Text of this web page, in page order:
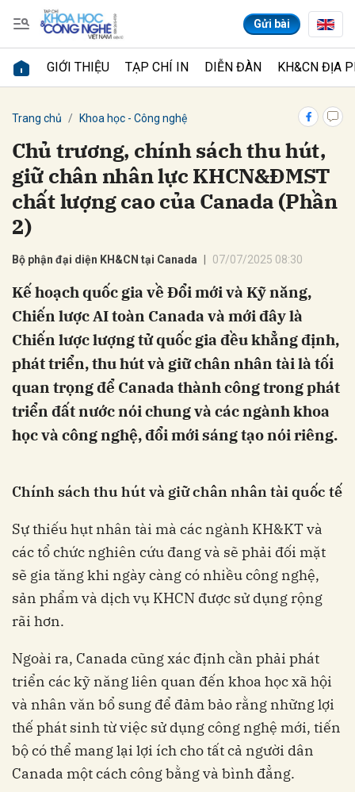
Gửi bài
GIỚI THIỆU TẠP CHÍ IN DIỄN ĐÀN KH&CN ĐỊA
Trang chủ Khoa học - Công nghệ
Chủ trương, chính sách thu hút,
giữ chân nhân lực KHCN&ĐMST
chất lượng cao của Canada (Phần
2)
Bộ phận đại diện KH&CN tại Canada 07/07/2025 08:30
Kế hoạch quốc gia về Đổi mới và Kỹ năng,
Chiến lược AI toàn Canada và mới đây là
Chiến lược lượng tử quốc gia đều khẳng định,
phát triển, thu hút và giữ chân nhân tài là tối
quan trọng để Canada thành công trong phát
triển đất nước nói chung và các ngành khoa
học và công nghệ, đổi mới sáng tạo nói riêng.
Chính sách thu hút và giữ chân nhân tàiquốc tế
Sự thiếu hụt nhân tài mà các ngành KH&KT và
các tổ chức nghiên cứu đang và sẽ phải đối mặt
sẽ gia tăng khi ngày càng có nhiều công nghệ,
sản phẩm và dịch vụ KHCN được sử dụng rộng
rãi hơn.
Ngoài ra, Canada cũng xác định cần phải phát
triển các kỹ năng liên quan đến khoa học xã hội
và nhân văn bổ sung để đảm bảo rằng những lợi
thế phát sinh từ việc sử dụng công nghệ mới, tiến
bộ có thể mang lại lợi ích cho tất cả người dân
Canada một cách công bằng và bình đẳng.
Gửi bình luận
Hủy Gửi